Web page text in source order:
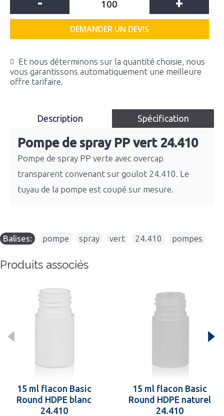
- +
DEMANDER UN DEVIS
Et nous déterminons sur la quantité choisie, nous
vous garantissons automatiquement une meilleure
offre tarifaire.
Description Spécification
Pompe de spray PP vert 24.410
Pompe de spray PP verte avec overcap
transparent convenant sur goulot 24.410. Le
tuyau de la pompe est coupé sur mesure.
Balises: pompe spray vert 24.410 pompes
Produits associés
15 ml flacon Basic
Round HDPE blanc
24.410
15 ml flacon Basic
Round HDPE naturel
24.410